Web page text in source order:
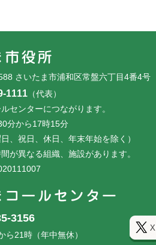
さいたま市浦和区常盤六丁目4番4号
1111 （代表）
センターにつながります。
分から17時15分
日、祝日、休日、年末年始を除く）
が異なる組織、施設があります。
3156
ら21時（年中無休）